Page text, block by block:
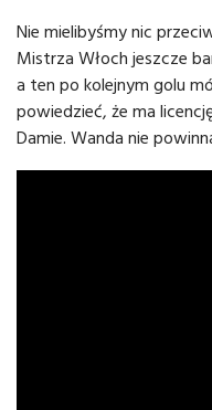
Nie mielibyśmy nic
Mistrza Włoch jeszcze
a ten po kolejnym golu
powiedzieć, że ma
Damie. Wanda nie